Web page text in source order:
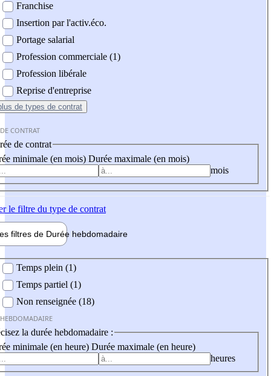
Franchise
Insertion par l'activ.éco.
Portage salarial
Profession commerciale (1)
Profession libérale
Reprise d'entreprise
de types de contrat
CONTRAT
de contrat
minimale (en mois) Durée maximale (en mois)
mois
le filtre du type de contrat
filtres de Durée hebdomadaire
Temps plein (1)
Temps partiel (1)
Non renseignée (18)
la durée hebdomadaire :
minimale (en heure) Durée maximale (en heure)
heures